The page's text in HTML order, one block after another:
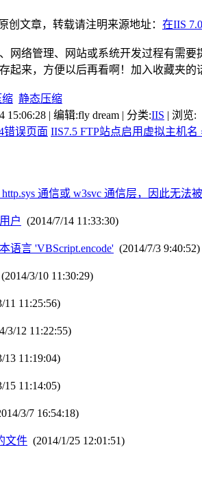
创文章，转载请注明来源地址： 在IIS
网络管理、网站或系统开发过程有需
起来，方便以后再看啊！加入收藏夹的
缩 静态压缩
15:06:28 | 编辑:fly dream | 分类:IIS | 浏览:
错误页面 IIS7.5 FTP站点启用虚拟主机名
通信或 w3svc 通信层，因此无法
户 (2014/7/14 11:33:30)
语言 'VBScript.encode' (2014/7/3 9:40:52)
(2014/3/10 11:30:29)
11 11:25:56)
3/12 11:22:55)
13 11:19:04)
15 11:14:05)
3/7 16:54:18)
文件 (2014/1/25 12:01:51)